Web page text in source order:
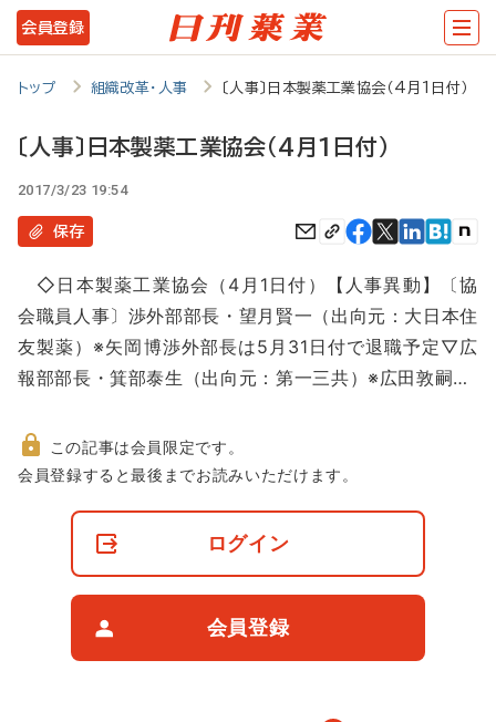
メ
イ
テ
動
会員登録
トップ 組織改革・人事 〔人事〕日本製薬工業協会（4月1日付）
〔人事〕日本製薬工業協会（4月1日付）
2017/3/23 19:54
保存
◇日本製薬工業協会（4月1日付）【人事異動】〔協
会職員人事〕渉外部部長・望月賢一（出向元：大日本住
友製薬）※矢岡博渉外部長は5月31日付で退職予定▽広
報部部長・箕部泰生（出向元：第一三共）※広田敦嗣…
非
この記事は会員限定です。
会員登録すると最後までお読みいただけます。
ログイン
会員登録